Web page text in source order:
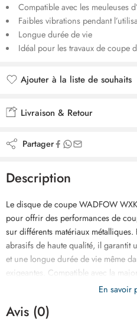
Compatible avec les meuleuses
Faibles vibrations pendant
Longue durée de vie
Idéal pour les travaux de coupe
Ajouter à la liste de souhaits
Livraison & Retour
Partager
Description
Le disque de coupe WADFOW
pour offrir des performances de
sur différents matériaux
abrasifs de haute qualité, il garantit
et une longue durée de vie même
exigeantes. Compatible avec la
mm, ce disque assure une coupe
Idéal pour les travaux de
En savoir
Avis (0)